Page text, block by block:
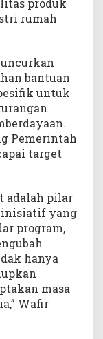
produk
rumah
bantuan
untuk
Pemerintah
target
adalah pilar
inisiatif yang
program,
hanya
masa
Wafir